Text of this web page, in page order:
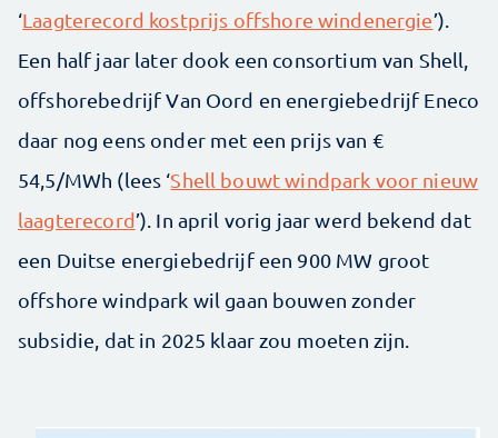
‘Laagterecord kostprijs offshore windenergie’).
Een half jaar later dook een consortium van Shell,
offshorebedrijf Van Oord en energiebedrijf Eneco
daar nog eens onder met een prijs van €
54,5/MWh (lees ‘Shell bouwt windpark voor nieuw
laagterecord’). In april vorig jaar werd bekend dat
een Duitse energiebedrijf een 900 MW groot
offshore windpark wil gaan bouwen zonder
subsidie, dat in 2025 klaar zou moeten zijn.